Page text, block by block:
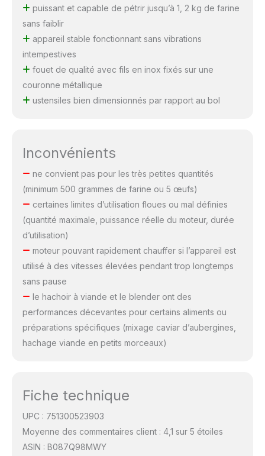
puissant et capable de pétrir jusqu’à 1, 2 kg de farine
sans faiblir
appareil stable fonctionnant sans vibrations
intempestives
fouet de qualité avec fils en inox fixés sur une
couronne métallique
ustensiles bien dimensionnés par rapport au bol
Inconvénients
ne convient pas pour les très petites quantités
(minimum 500 grammes de farine ou 5 œufs)
certaines limites d’utilisation floues ou mal définies
(quantité maximale, puissance réelle du moteur, durée
d’utilisation)
moteur pouvant rapidement chauffer si l’appareil est
utilisé à des vitesses élevées pendant trop longtemps
sans pause
le hachoir à viande et le blender ont des
performances décevantes pour certains aliments ou
préparations spécifiques (mixage caviar d’aubergines,
hachage viande en petits morceaux)
Fiche technique
UPC : 751300523903
Moyenne des commentaires client : 4,1 sur 5 étoiles
ASIN : B087Q98MWY